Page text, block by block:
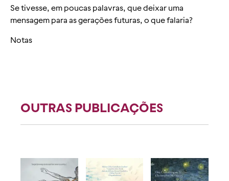
Se tivesse, em poucas palavras, que deixar uma
mensagem para as gerações futuras, o que falaria?
Notas
OUTRAS PUBLICAÇÕES